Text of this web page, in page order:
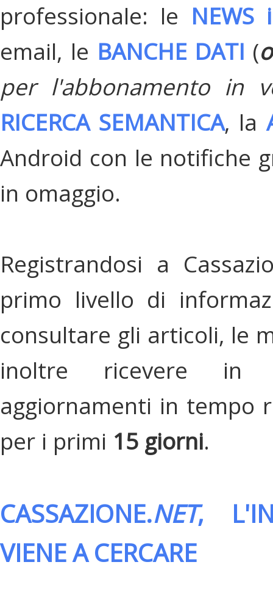
professionale: le
email, le BANCHE DATI (
per l'abbonamento in
RICERCA SEMANTICA, la
Android con le notifiche
in omaggio.
Registrandosi a
primo livello di
consultare gli articoli, le
inoltre ricevere in
aggiornamenti in tempo
per i primi 15 giorni.
CASSAZIONE.NET,
VIENE A CERCARE